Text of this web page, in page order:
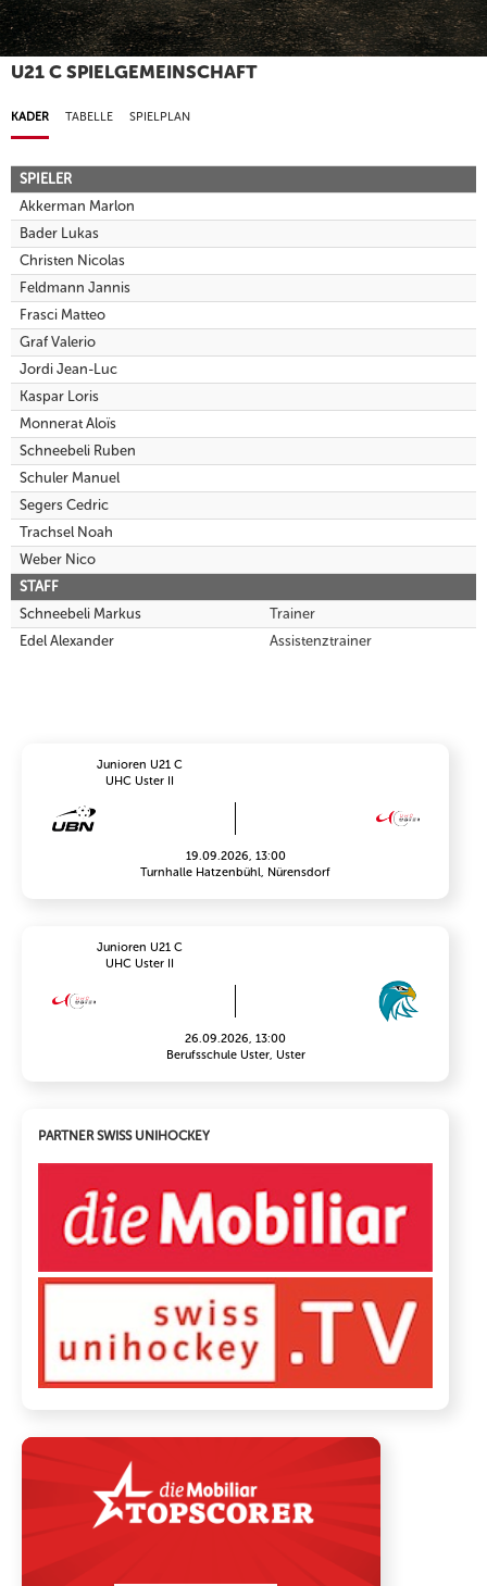
U21 C SPIELGEMEINSCHAFT
KADER TABELLE SPIELPLAN
SPIELER
Akkerman Marlon
Bader Lukas
Christen Nicolas
Feldmann Jannis
Frasci Matteo
Graf Valerio
Jordi Jean-Luc
Kaspar Loris
Monnerat Aloïs
Schneebeli Ruben
Schuler Manuel
Segers Cedric
Trachsel Noah
Weber Nico
STAFF
Schneebeli Markus
Trainer
Edel Alexander
Assistenztrainer
Junioren U21 C
UHC Uster II
19.09.2026, 13:00
Turnhalle Hatzenbühl, Nürensdorf
Junioren U21 C
UHC Uster II
26.09.2026, 13:00
Berufsschule Uster, Uster
PARTNER SWISS UNIHOCKEY